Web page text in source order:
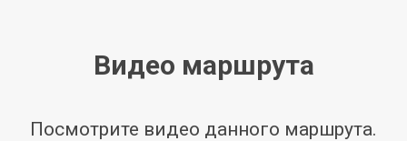
Видео маршрута
Посмотрите видео данного маршрута.